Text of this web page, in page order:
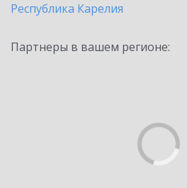
Республика Карелия
Партнеры в вашем регионе: